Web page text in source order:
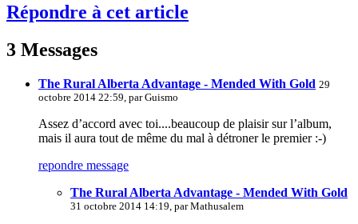
Répondre à cet article
3 Messages
The Rural Alberta Advantage - Mended With Gold 29
octobre 2014 22:59, parGuismo
Assez d’accord avec toi....beaucoup de plaisir sur l’album,
mais il aura tout de même du mal à détroner le premier :-)
repondre message
The Rural Alberta Advantage - Mended With Gold
31 octobre 2014 14:19, parMathusalem